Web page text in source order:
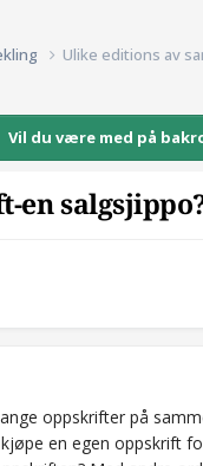
Ulike editions av
Vil du være med på
en
oppskrifter på
en egen oppskrift